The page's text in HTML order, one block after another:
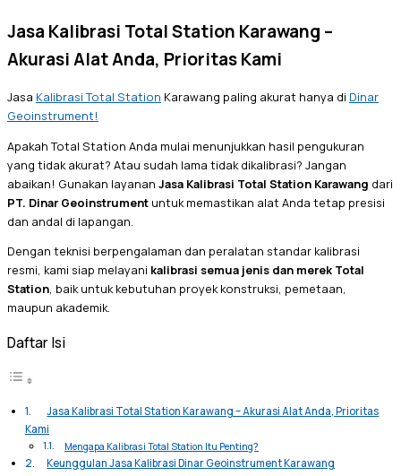
Jasa Kalibrasi Total Station Karawang –
Akurasi Alat Anda, Prioritas Kami
Jasa Kalibrasi Total Station Karawang paling akurat hanya di Dinar
Geoinstrument!
Apakah Total Station Anda mulai menunjukkan hasil pengukuran
yang tidak akurat? Atau sudah lama tidak dikalibrasi? Jangan
abaikan! Gunakan layanan Jasa Kalibrasi Total Station Karawang dari
PT. Dinar Geoinstrument untuk memastikan alat Anda tetap presisi
dan andal di lapangan.
Dengan teknisi berpengalaman dan peralatan standar kalibrasi
resmi, kami siap melayani kalibrasi semua jenis dan merek Total
Station, baik untuk kebutuhan proyek konstruksi, pemetaan,
maupun akademik.
Daftar Isi
Jasa Kalibrasi Total Station Karawang – Akurasi Alat Anda, Prioritas
Kami
Mengapa Kalibrasi Total Station Itu Penting?
Keunggulan Jasa Kalibrasi Dinar Geoinstrument Karawang